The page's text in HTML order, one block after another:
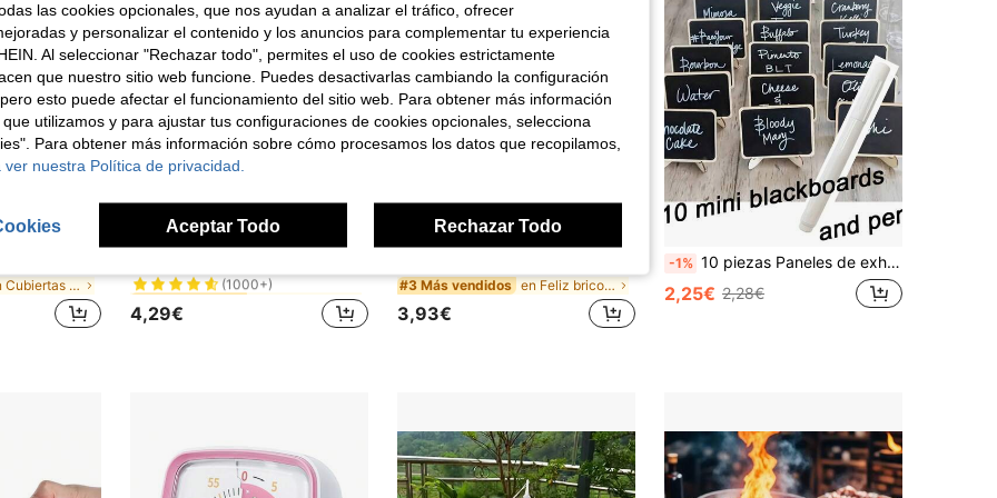
en Cubiertas para alimentos
#1 Más vendidos
en Feliz hora del café Herramientas y aparatos de
#1 Más vendidos
#1 Más vendidos
#1 Más vendidos
en Feliz hora del café Herramientas y aparatos de
4,29€
#3 Más vendidos en Feliz bricolaje en la cocina Herramientas y apa
3,93€
-1% 10 piezas Paneles de exhibición de pizarra mini, decoración del hogar, letreros de decoración, pizarra de mensajes mini de madera, 1 pieza bolígrafo de tiza, pizarra de mensajes de madera/soporte de exhibición, formas onduladas y rectangulares disponibles, adecuado para lugar de boda/fiesta/reunión/exhibición de pastelería/tablero de exhibición de restaurante de hotel/tarjeta de mesa de postres de fiesta. Centro de mesa de fiesta de boda, exhibición de horneado, hotel, banquete, postre, tarjeta de mesa, letrero de exhibición/letrero guía/tarjeta de fiesta/letrero de dirección de pizarra mini/letrero de introducción de pizarra
2,25€ 2,28€
las cookies opcionales, que nos ayudan a analizar el tráfico, ofrecer
y personalizar el contenido y los anuncios para complementar tu experiencia
Al seleccionar "Rechazar todo", permites el uso de cookies estrictamente
que nuestro sitio web funcione. Puedes desactivarlas cambiando la configuración
esto puede afectar el funcionamiento del sitio web. Para obtener más información
utilizamos y para ajustar tus configuraciones de cookies opcionales, selecciona
Para obtener más información sobre cómo procesamos los datos que recopilamos,
nuestra Política de privacidad.
Aceptar Todo Rechazar Todo